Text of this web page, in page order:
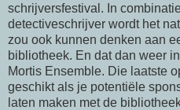
schrijversfestival. In
detectiveschrijver wordt het
zou ook kunnen denken aan
bibliotheek. En dat dan weer
Mortis Ensemble. Die laatste
geschikt als je potentiële
laten maken met de